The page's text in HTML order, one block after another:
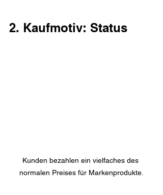
2. Kaufmotiv: Status
Kunden bezahlen ein vielfaches des
normalen Preises für Markenprodukte.